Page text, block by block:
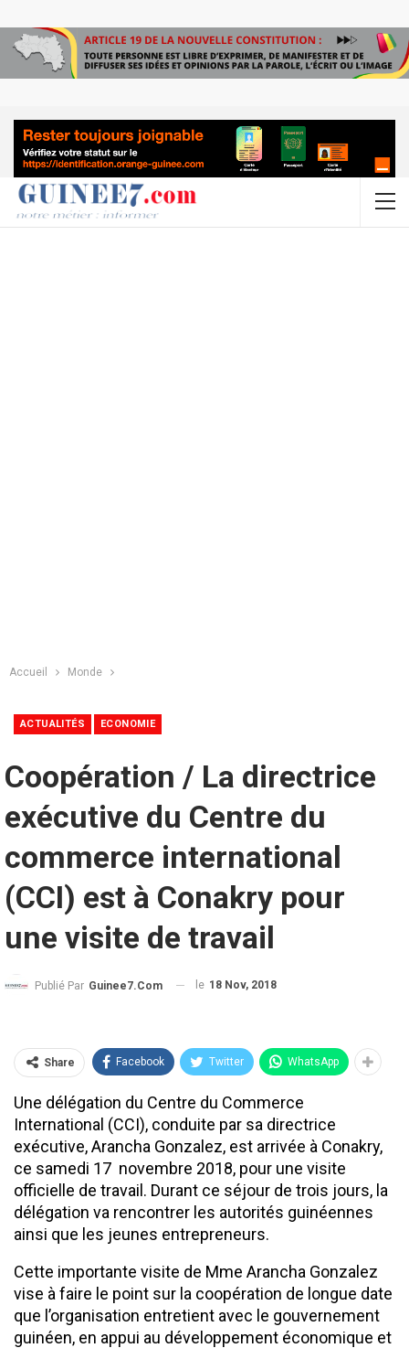
Accueil Monde
ACTUALITÉS ECONOMIE
Coopération / La directrice
exécutive du Centre du
commerce international
(CCI) est à Conakry pour
une visite de travail
Publié Par Guinee7.com le 18 Nov, 2018
Share Facebook Twitter WhatsApp
Une délégation du Centre du Commerce
International (CCI), conduite par sa directrice
exécutive, Arancha Gonzalez, est arrivée à Conakry,
ce samedi 17 novembre 2018, pour une visite
officielle de travail. Durant ce séjour de trois jours, la
délégation va rencontrer les autorités guinéennes
ainsi que les jeunes entrepreneurs.
Cette importante visite de Mme Arancha Gonzalez
vise à faire le point sur la coopération de longue date
que l’organisation entretient avec le gouvernement
guinéen, en appui au développement économique et